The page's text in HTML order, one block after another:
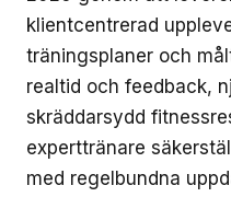
klientcentrerad
träningsplaner och
realtid och feedback,
skräddarsydd
experttränare
med regelbundna